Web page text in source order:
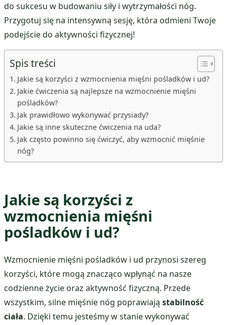
do sukcesu w budowaniu siły i wytrzymałości nóg.
Przygotuj się na intensywną sesję, która odmieni Twoje
podejście do aktywności fizycznej!
Spis treści
Jakie są korzyści z wzmocnienia mięśni pośladków i ud?
Jakie ćwiczenia są najlepsze na wzmocnienie mięśni
pośladków?
Jak prawidłowo wykonywać przysiady?
Jakie są inne skuteczne ćwiczenia na uda?
Jak często powinno się ćwiczyć, aby wzmocnić mięśnie
nóg?
Jakie są korzyści z
wzmocnienia mięśni
pośladków i ud?
Wzmocnienie mięśni pośladków i ud przynosi szereg
korzyści, które mogą znacząco wpłynąć na nasze
codzienne życie oraz aktywność fizyczną. Przede
wszystkim, silne mięśnie nóg poprawiają stabilność
ciała. Dzięki temu jesteśmy w stanie wykonywać